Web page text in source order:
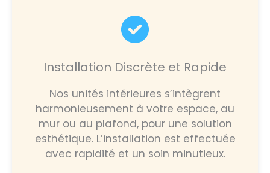
Installation Discrète et Rapide
Nos unités intérieures s’intègrent
harmonieusement à votre espace, au
mur ou au plafond, pour une solution
esthétique. L’installation est effectuée
avec rapidité et un soin minutieux.